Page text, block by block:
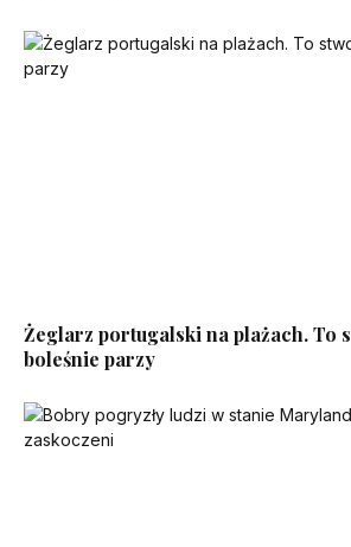
Żeglarz portugalski na plażach. To
boleśnie parzy